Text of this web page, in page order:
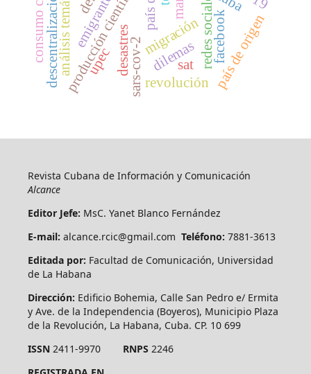
migración facebook
país de origen
producción científica
sars-cov-2
análisis temático sat
desastres
upec
revolución
descentralización dilemas
Revista Cubana de Información y Comunicación
Alcance
Editor Jefe: MsC. Yanet Blanco Fernández
E-mail: alcance.rcic@gmail.com Teléfono: 7881-3613
Editada por: Facultad de Comunicación, Universidad
de La Habana
Dirección: Edificio Bohemia, Calle San Pedro e/ Ermita
y Ave. de la Independencia (Boyeros), Municipio Plaza
de la Revolución, La Habana, Cuba. CP. 10 699
ISSN2411-9970 RNPS 2246